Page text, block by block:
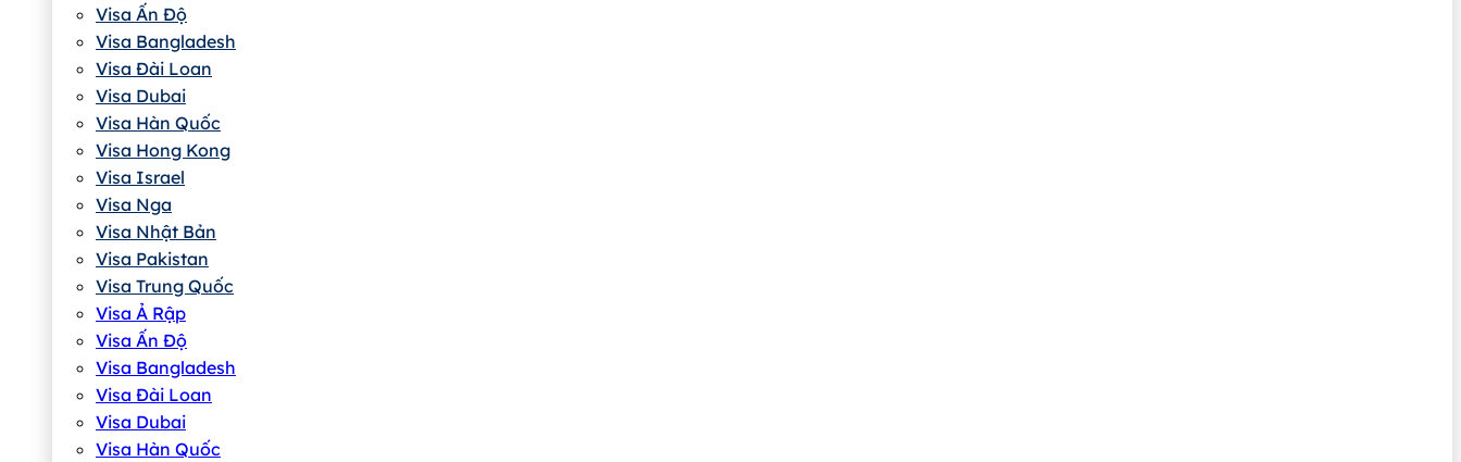
Visa Ấn Độ
Visa Bangladesh
Visa Đài Loan
Visa Dubai
Visa Hàn Quốc
Visa Hong Kong
Visa Israel
Visa Nga
Visa Nhật Bản
Visa Pakistan
Visa Trung Quốc
Visa Ả Rập
Visa Ấn Độ
Visa Bangladesh
Visa Đài Loan
Visa Dubai
Visa Hàn Quốc